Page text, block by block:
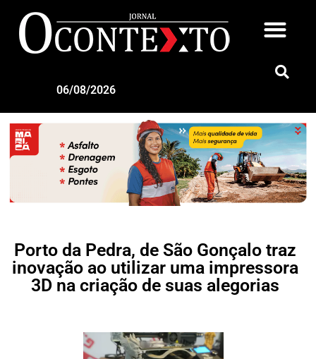
06/08/2026
Porto da Pedra, de São Gonçalo traz
inovação ao utilizar uma impressora
3D na criação de suas alegorias